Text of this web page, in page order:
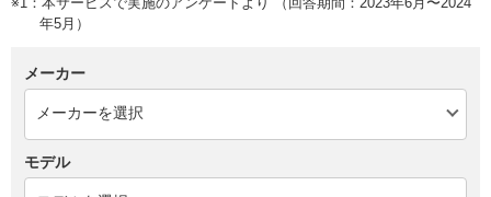
年5月）
メーカー
モデル